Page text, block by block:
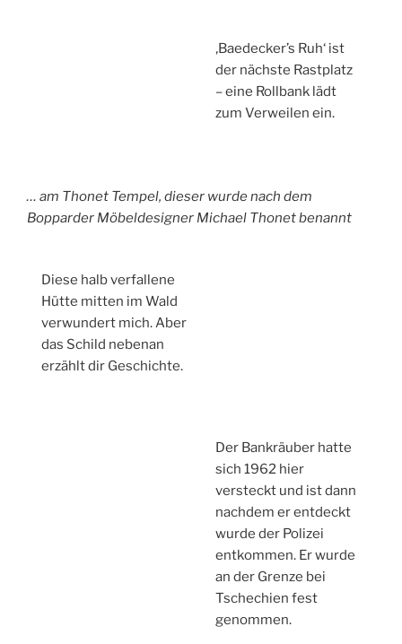
‚Baedecker’s Ruh‘ ist
der nächste Rastplatz
– eine Rollbank lädt
zum Verweilen ein.
… am Thonet Tempel, dieser wurde nach dem
Bopparder Möbeldesigner Michael Thonet benannt
Diese halb verfallene
Hütte mitten im Wald
verwundert mich. Aber
das Schild nebenan
erzählt dir Geschichte.
Der Bankräuber hatte
sich 1962 hier
versteckt und ist dann
nachdem er entdeckt
wurde der Polizei
entkommen. Er wurde
an der Grenze bei
Tschechien fest
genommen.